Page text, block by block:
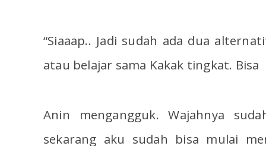
“Siaaap.. Jadi sudah ada dua
atau belajar sama Kakak tingkat. Bisa
Anin mengangguk. Wajahnya
sekarang aku sudah bisa mulai